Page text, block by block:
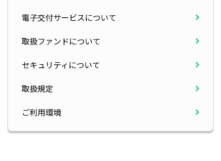
電子交付サービスについて
取扱ファンドについて
セキュリティについて
取扱規定
ご利用環境